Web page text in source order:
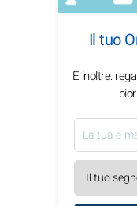
Il tuo
E inoltre: